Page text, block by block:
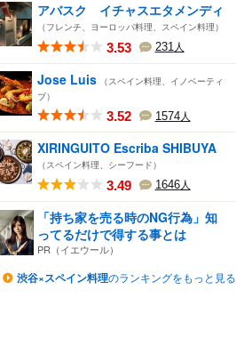
アバスク イチャスエタメンディ
（フレンチ、ヨーロッパ料理、スペイン料理）
3.53 231人
Jose Luis （スペイン料理、イノベーティ
ブ）
3.52 1574人
XIRINGUITO Escriba SHIBUYA
（スペイン料理、シーフード）
3.49 1646人
「持ち家を売る時のNG行為」知
ってるだけで得する事とは
PR（イエウール）
渋谷×スペイン料理のランキングをもっと見る